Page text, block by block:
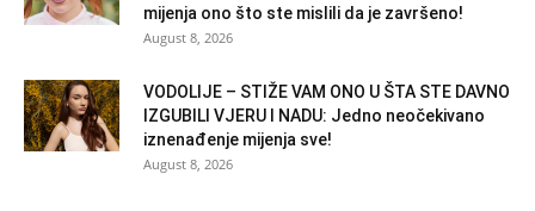
mijenja ono što ste mislili da je završeno!
August 8, 2026
VODOLIJE – STIŽE VAM ONO U ŠTA STE DAVNO
IZGUBILI VJERU I NADU: Jedno neočekivano
iznenađenje mijenja sve!
August 8, 2026